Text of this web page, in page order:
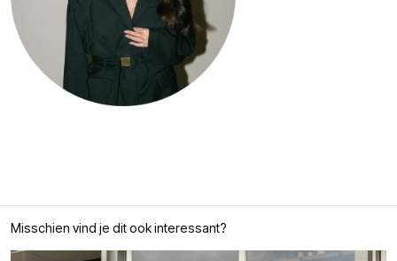
Misschien vind je dit ook interessant?